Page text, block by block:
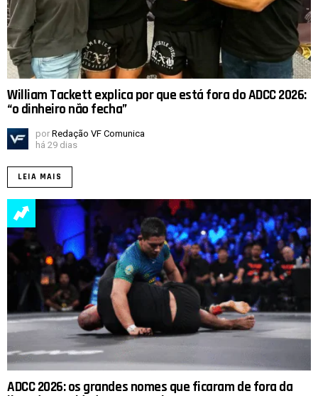
William Tackett explica por que está fora do ADCC 2026:
“o dinheiro não fecha”
por Redação VF Comunica
há 29 dias
LEIA MAIS
ADCC 2026: os grandes nomes que ficaram de fora da